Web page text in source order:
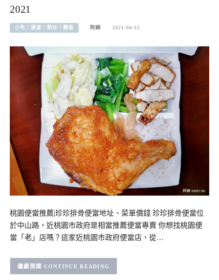
2021
小吃︱便當︱熱炒︱攤販 阿綿 2021-04-12
桃園便當推薦|珍珍排骨便當地址、菜單價錢 珍珍排骨便當位
於中山路，近桃園市政府是相當推薦便當專賣 你想找桃園便
當「老」店嗎？這家近桃園市政府便當店，從…
CONTINUE READING